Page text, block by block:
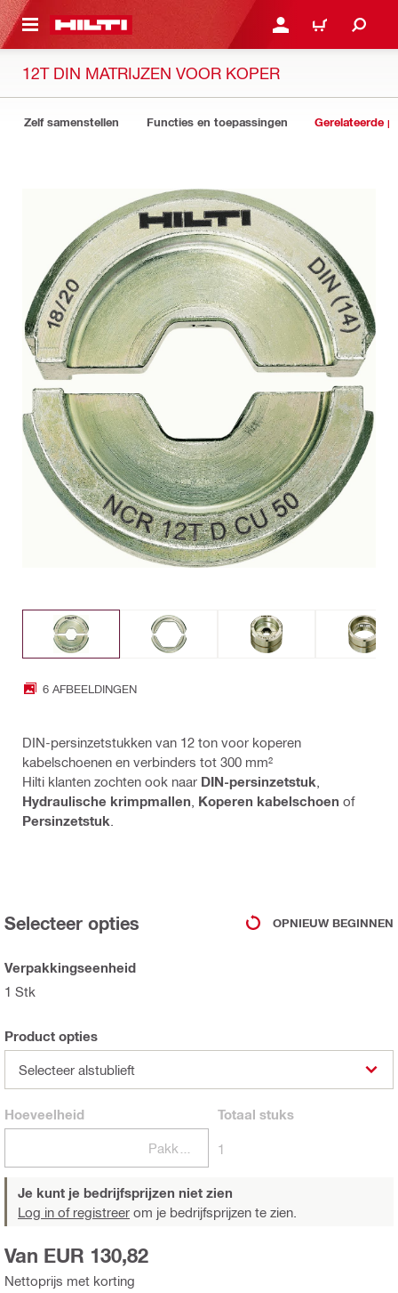
HOOFDINHOUD AANMELDEN OF
WINKELWAGEN
12T DIN MATRIJZEN VOOR KOPER
Zelf samenstellen Functies en toepassingen Gerelateerde
6 AFBEELDINGEN
DIN-persinzetstukken van 12 ton voor koperen
kabelschoenen en verbinders tot 300 mm²
Hilti klanten zochten ook naar DIN-persinzetstuk
Hydraulische krimpmallen Koperen kabelschoen of
Persinzetstuk
Selecteer opties OPNIEUW BEGINNEN
Verpakkingseenheid
1 Stk
Product opties
Selecteer alstublieft
Hoeveelheid Totaal stuks
1
Je kunt je bedrijfsprijzen niet zien
Log in of registreer om je bedrijfsprijzen te zien.
Nettoprijs met korting
Van EUR 130,82